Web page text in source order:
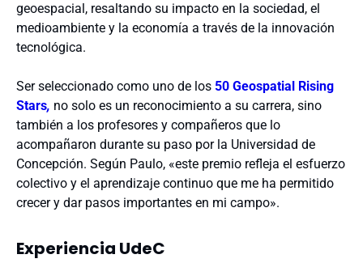
geoespacial, resaltando su impacto en la sociedad, el
medioambiente y la economía a través de la innovación
tecnológica.
Ser seleccionado como uno de los 50 Geospatial Rising
Stars, no solo es un reconocimiento a su carrera, sino
también a los profesores y compañeros que lo
acompañaron durante su paso por la Universidad de
Concepción. Según Paulo, «este premio refleja el esfuerzo
colectivo y el aprendizaje continuo que me ha permitido
crecer y dar pasos importantes en mi campo».
Experiencia UdeC